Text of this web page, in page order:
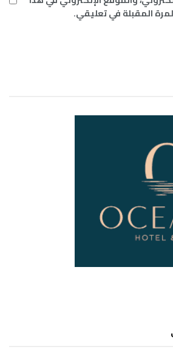
المقبلة في تعليقي.